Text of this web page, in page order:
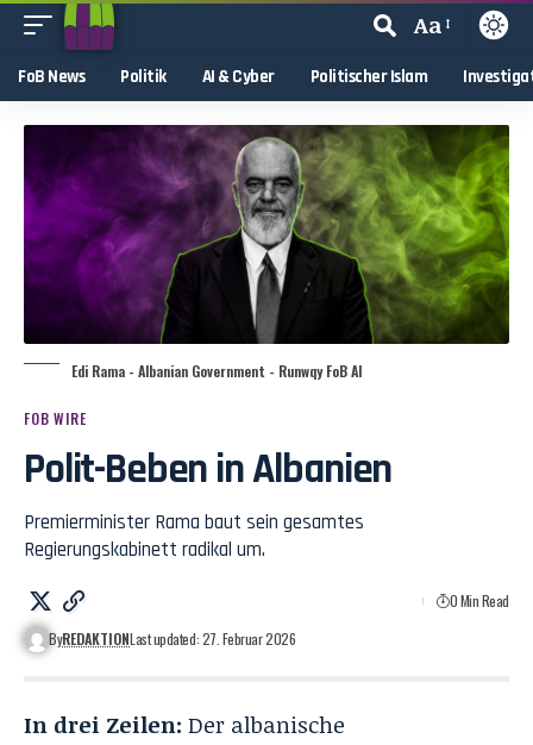
Aa
FoB News Politik AI & Cyber Politischer Islam
Edi Rama - Albanian Government - Runwqy FoB AI
FOB WIRE
Polit-Beben in Albanien
Premierminister Rama baut sein gesamtes
Regierungskabinett radikal um.
ByREDAKTIONLast updated: 27. Februar 2026
0 Min Read
In drei Zeilen: Der albanische